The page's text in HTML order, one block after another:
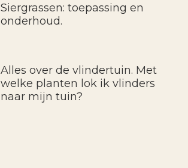
Siergrassen: toepassing en
onderhoud.
Alles over de vlindertuin. Met
welke planten lok ik vlinders
naar mijn tuin?